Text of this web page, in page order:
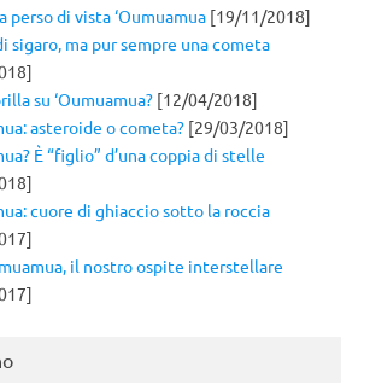
perso di vista ‘Oumuamua [19/11/2018]
sigaro, ma pur sempre una cometa
su ‘Oumuamua? [12/04/2018]
asteroide o cometa? [29/03/2018]
È “figlio” d’una coppia di stelle
cuore di ghiaccio sotto la roccia
il nostro ospite interstellare